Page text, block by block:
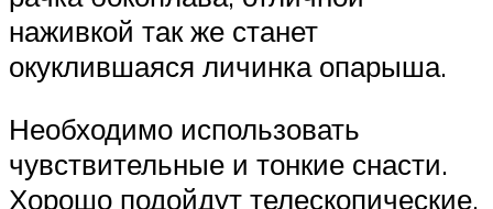
наживкой так же станет
окуклившаяся личинка опарыша.
Необходимо использовать
чувствительные и тонкие снасти.
Хорошо подойдут телескопические,